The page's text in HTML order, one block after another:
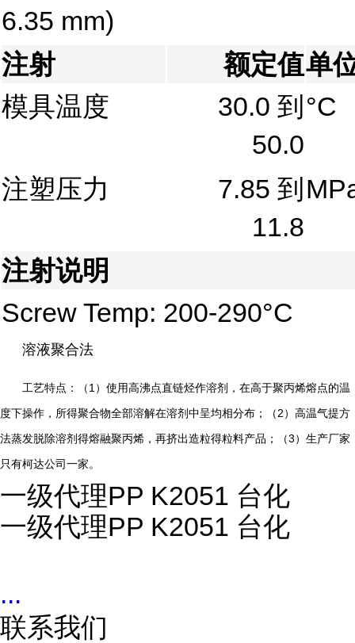
6.35 mm)
注射 额定值单
模具温度
30.0 到
50.0
°C
注塑压力
7.85 到
11.8
注射说明
Screw Temp: 200-290°C
溶液聚合法
工艺特点：（ 1 ）使用高沸点直链烃作溶剂，在高于聚丙烯熔点的温
度下操作，所得聚合物全部溶解在溶剂中呈均相分布；（ 2 ）高温气提方
法蒸发脱除溶剂得熔融聚丙烯，再挤出造粒得粒料产品；（3 ）生产厂家
只有柯达公司一家。
一级代理PP K2051 台化
一级代理PP K2051 台化
...
联系我们